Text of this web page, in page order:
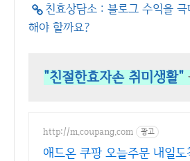
친효상담소 : 블로그 수익을
해야 할까요?
"친절한효자손 취미생활"
http://m.coupang.com 광고
애드온 쿠팡 오늘주문 내일도